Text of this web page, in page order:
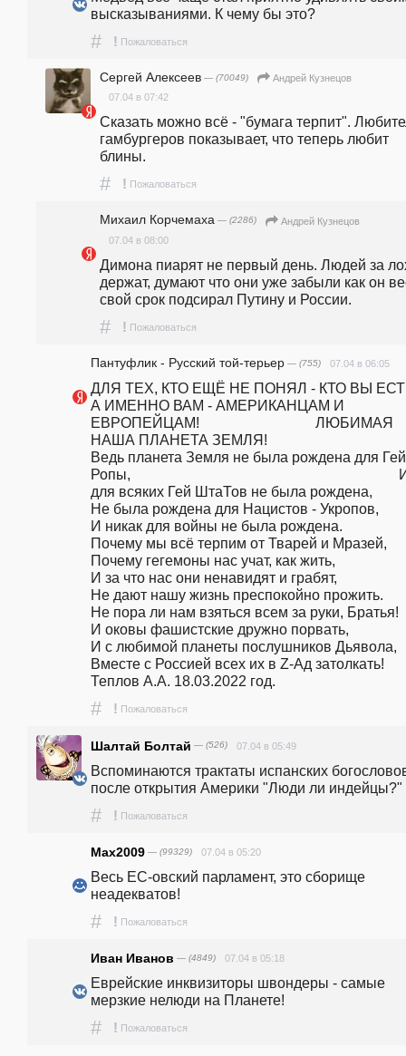
высказываниями. К чему бы это?
# ! Пожаловаться
Сергей Алексеев — (70049)
Андрей Кузнецов
07.04 в 07:42
Сказать можно всё - "бумага терпит".
гамбургеров показывает, что теперь любит
блины.
# ! Пожаловаться
Михаил Корчемаха — (2286)
Андрей Кузнецов
07.04 в 08:00
Димона пиарят не первый день. Людей за
держат, думают что они уже забыли как он
свой срок подсирал Путину и России.
# ! Пожаловаться
Пантуфлик - Русский той-терьер — (755) 07.04 в 06:05
ДЛЯ ТЕХ, КТО ЕЩЁ НЕ ПОНЯЛ - КТО ВЫ
А ИМЕННО ВАМ - АМЕРИКАНЦАМ И
ЕВРОПЕЙЦАМ!                                ЛЮБИМАЯ
НАША ПЛАНЕТА ЗЕМЛЯ!
Ведь планета Земля не была рождена для Гей
Ропы,
для всяких Гей ШтаТов не была рождена,
Не была рождена для Нацистов - Укропов,
И никак для войны не была рождена.
Почему мы всё терпим от Тварей и Мразей,
Почему гегемоны нас учат, как жить,
И за что нас они ненавидят и грабят,
Не дают нашу жизнь преспокойно прожить.
Не пора ли нам взяться всем за руки, Братья!
И оковы фашистские дружно порвать,
И с любимой планеты послушников Дьявола,
Вместе с Россией всех их в Z-Ад затолкать!
Теплов А.А. 18.03.2022 год.
# ! Пожаловаться
Шалтай Болтай — (526) 07.04 в 05:49
Вспоминаются трактаты испанских
после открытия Америки "Люди ли индейцы?"
# ! Пожаловаться
Max2009 — (99329) 07.04 в 05:20
Весь ЕС-овский парламент, это сборище
неадекватов!
# ! Пожаловаться
Иван Иванов — (4849) 07.04 в 05:18
Еврейские инквизиторы швондеры - самые
мерзкие нелюди на Планете!
# ! Пожаловаться